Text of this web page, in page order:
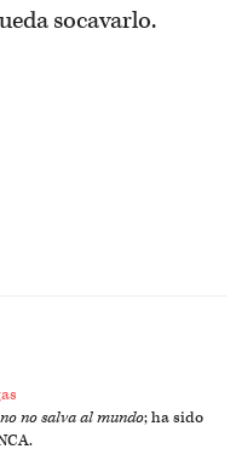
socavarlo.
no salva al mundo; ha sido